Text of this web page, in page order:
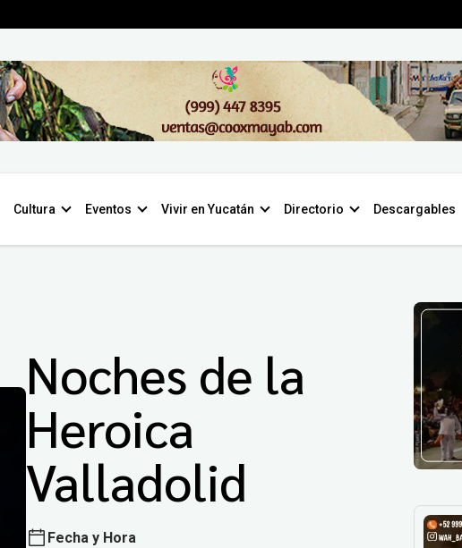
Cultura Eventos Vivir en Yucatán Directorio Descargables
Noches de la
Heroica
Valladolid
Fecha y Hora